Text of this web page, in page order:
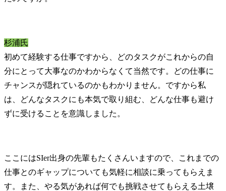
杉浦氏
初めて経験する仕事ですから、どのタスクがこれからの自
分にとって大事なのかわからなくて当然です。どの仕事に
チャンスが隠れているのかもわかりません。ですから私
は、どんなタスクにも本気で取り組む、どんな仕事も避け
ずに受けることを意識しました。
ここにはSIer出身の先輩もたくさんいますので、これまでの
仕事とのギャップについても気軽に相談に乗ってもらえま
す。また、やる気があれば何でも挑戦させてもらえる土壌